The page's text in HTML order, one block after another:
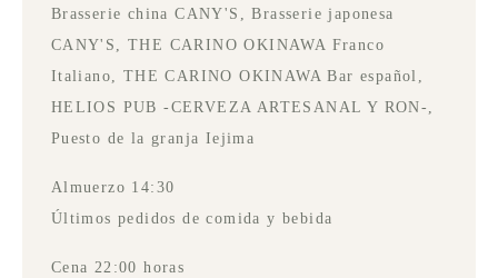
Brasserie china CANY'S, Brasserie japonesa
CANY'S, THE CARINO OKINAWA Franco
Italiano, THE CARINO OKINAWA Bar español,
HELIOS PUB -CERVEZA ARTESANAL Y RON-,
Puesto de la granja Iejima
Almuerzo 14:30
Últimos pedidos de comida y bebida
Cena 22:00 horas